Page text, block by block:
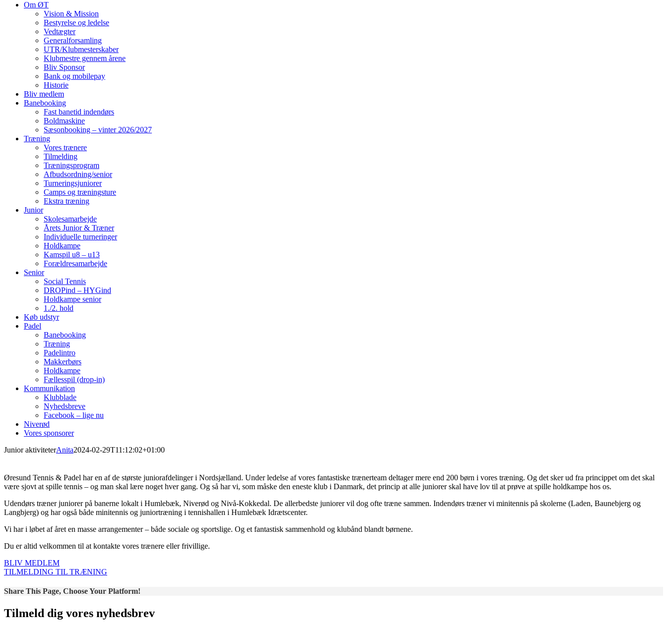
Om ØT
Vision & Mission
Bestyrelse og ledelse
Vedtægter
Generalforsamling
UTR/Klubmesterskaber
Klubmestre gennem årene
Bliv Sponsor
Bank og mobilepay
Historie
Bliv medlem
Banebooking
Fast banetid indendørs
Boldmaskine
Sæsonbooking – vinter 2026/2027
Træning
Vores trænere
Tilmelding
Træningsprogram
Afbudsordning/senior
Turneringsjuniorer
Camps og træningsture
Ekstra træning
Junior
Skolesamarbejde
Årets Junior & Træner
Individuelle turneringer
Holdkampe
Kamspil u8 – u13
Forældresamarbejde
Senior
Social Tennis
DROPind – HYGind
Holdkampe senior
1./2. hold
Køb udstyr
Padel
Banebooking
Træning
Padelintro
Makkerbørs
Holdkampe
Fællesspil (drop-in)
Kommunikation
Klubblade
Nyhedsbreve
Facebook – lige nu
Niverød
Vores sponsorer
Junior aktiviteterAnita2024-02-29T11:12:02+01:00
Øresund Tennis & Padel har en af de største juniorafdelinger i Nordsjælland. Under ledelse af vores fantastiske trænerteam deltager mere end 200 børn i vores træning. Og det sker ud fra princippet om det skal
være sjovt at spille tennis – og man skal lære noget hver gang. Og så har vi, som måske den eneste klub i Danmark, det princip at alle juniorer skal have lov til at prøve at spille holdkampe hos os.
Udendørs træner juniorer på banerne lokalt i Humlebæk, Niverød og Nivå-Kokkedal. De allerbedste juniorer vil dog ofte træne sammen. Indendørs træner vi minitennis på skolerne (Laden, Baunebjerg og
Langbjerg) og har også både minitennis og juniortræning i tennishallen i Humlebæk Idrætscenter.
Vi har i løbet af året en masse arrangementer – både sociale og sportslige. Og et fantastisk sammenhold og klubånd blandt børnene.
Du er altid velkommen til at kontakte vores trænere eller frivillige.
BLIV MEDLEM
TILMELDING TIL TRÆNING
Share This Page, Choose Your Platform!
Tilmeld dig vores nyhedsbrev